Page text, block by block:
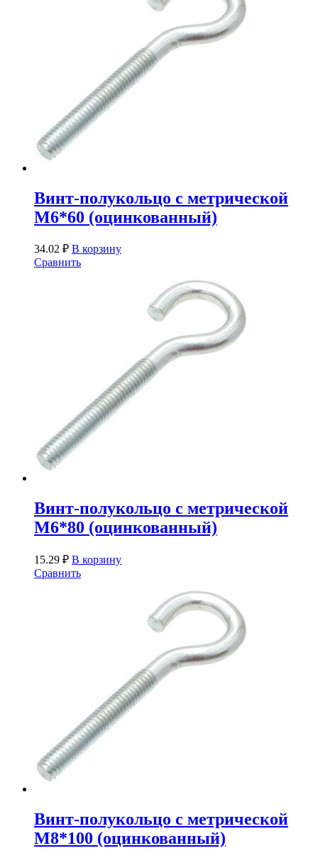
Винт-полукольцо с метрической
М6*60 (оцинкованный)
34.02 ₽ В корзину
Сравнить
Винт-полукольцо с метрической
М6*80 (оцинкованный)
15.29 ₽ В корзину
Сравнить
Винт-полукольцо с метрической
М8*100 (оцинкованный)